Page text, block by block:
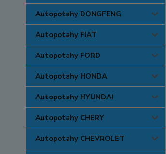
Autopotahy DONGFENG
Autopotahy FIAT
Autopotahy FORD
Autopotahy HONDA
Autopotahy HYUNDAI
Autopotahy CHERY
Autopotahy CHEVROLET